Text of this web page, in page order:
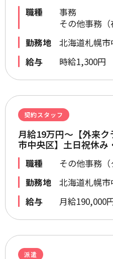
職種
事務
その他事務（
勤務地
北海道札幌
給与
時給1,300円
契約スタッフ
月給19万円～【外来
市中央区】土日祝休み
職種
その他事務（
勤務地
北海道札幌
給与
月給190,000
派遣